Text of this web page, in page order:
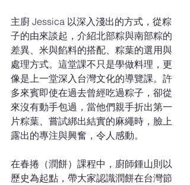
主廚 Jessica 以深入淺出的方式，從粽
子的由來談起，介紹北部粽與南部粽的
差異、米與餡料的搭配、粽葉的選用與
處理方式。這堂課不只是學做料理，更
像是上一堂深入台灣文化的導覽課。許
多來賓即使在過去曾經吃過粽子，卻從
來沒有動手包過，當他們親手折出第一
片粽葉、嘗試綁出結實的麻繩時，臉上
露出的專注與興奮，令人感動。
在春捲（潤餅）課程中，廚師鍾山則以
歷史為起點，帶大家認識潤餅在台灣節